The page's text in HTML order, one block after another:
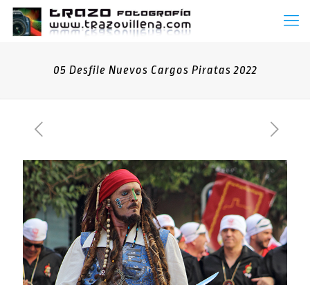
05 Desfile Nuevos Cargos Piratas 2022